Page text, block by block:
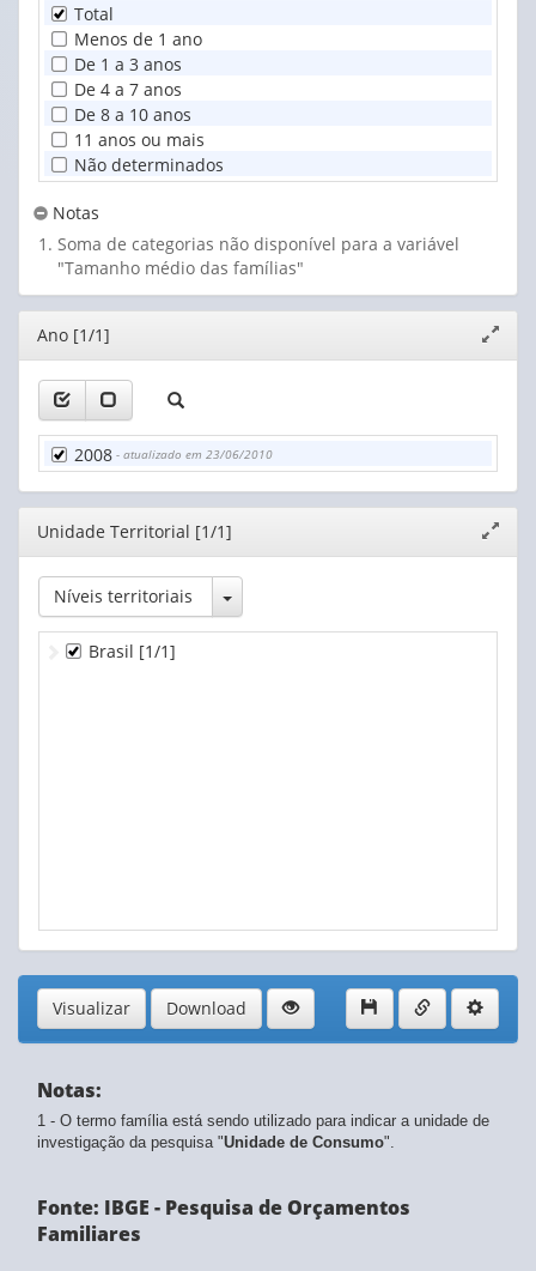
Total
Menos de 1 ano
De 1 a 3 anos
De 4 a 7 anos
De 8 a 10 anos
11 anos ou mais
Não determinados
Notas
Soma de categorias não disponível para a variável
"Tamanho médio das famílias"
Editor
janela
Ano [1/1]
2008 - atualizado em 23/06/2010
Editor
janela
Unidade Territorial [1/1]
Níveis territoriais Toggle Dropdown
Brasil [1/1]
Visualizar Download
Notas:
1 - O termo família está sendo utilizado para indicar a unidade de
investigação da pesquisa "Unidade de Consumo".
Fonte: IBGE - Pesquisa de Orçamentos
Familiares